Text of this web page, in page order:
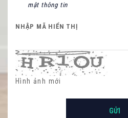
mật thông tin
NHẬP MÃ HIỂN THỊ
Hình ảnh mới
NHẬP MÃ HIỂN THỊ